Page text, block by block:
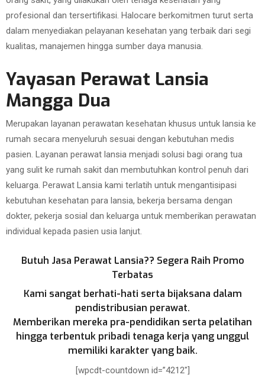
profesional dan tersertifikasi. Halocare berkomitmen turut serta
dalam menyediakan pelayanan kesehatan yang terbaik dari segi
kualitas, manajemen hingga sumber daya manusia.
Yayasan Perawat Lansia
Mangga Dua
Merupakan layanan perawatan kesehatan khusus untuk lansia ke
rumah secara menyeluruh sesuai dengan kebutuhan medis
pasien. Layanan perawat lansia menjadi solusi bagi orang tua
yang sulit ke rumah sakit dan membutuhkan kontrol penuh dari
keluarga. Perawat Lansia kami terlatih untuk mengantisipasi
kebutuhan kesehatan para lansia, bekerja bersama dengan
dokter, pekerja sosial dan keluarga untuk memberikan perawatan
individual kepada pasien usia lanjut.
Butuh Jasa Perawat Lansia?? Segera Raih Promo
Terbatas
Kami sangat berhati-hati serta bijaksana dalam
pendistribusian perawat.
Memberikan mereka pra-pendidikan serta pelatihan
hingga terbentuk pribadi tenaga kerja yang unggul
memiliki karakter yang baik.
[wpcdt-countdown id=”4212″]